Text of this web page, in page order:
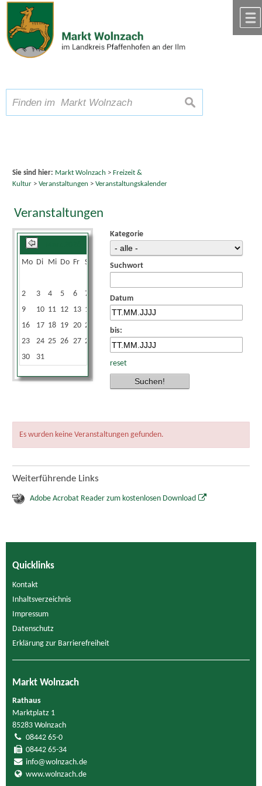
Zum Inhalt,zur Navigation
Schriftgröße A A A suchen
Sie sind hier: Markt Wolnzach > Freizeit &
Kultur> Veranstaltungen > Veranstaltungskalender
Veranstaltungen
Mo Di Mi Do Fr Sa
2
3 4 5 6 7
9
10 11 12 13 14
16
17 18 19 20 21
23
24 25 26 27 28
30
31
Kategorie
Suchwort
Datum
bis:
reset
Es wurden keine Veranstaltungen gefunden.
Weiterführende Links
Adobe Acrobat Reader zum kostenlosen Download
Quicklinks
Kontakt
Inhaltsverzeichnis
Impressum
Datenschutz
Erklärung zur Barrierefreiheit
Markt Wolnzach
Rathaus
Marktplatz 1
85283 Wolnzach
08442 65-0
08442 65-34
info@wolnzach.de
www.wolnzach.de